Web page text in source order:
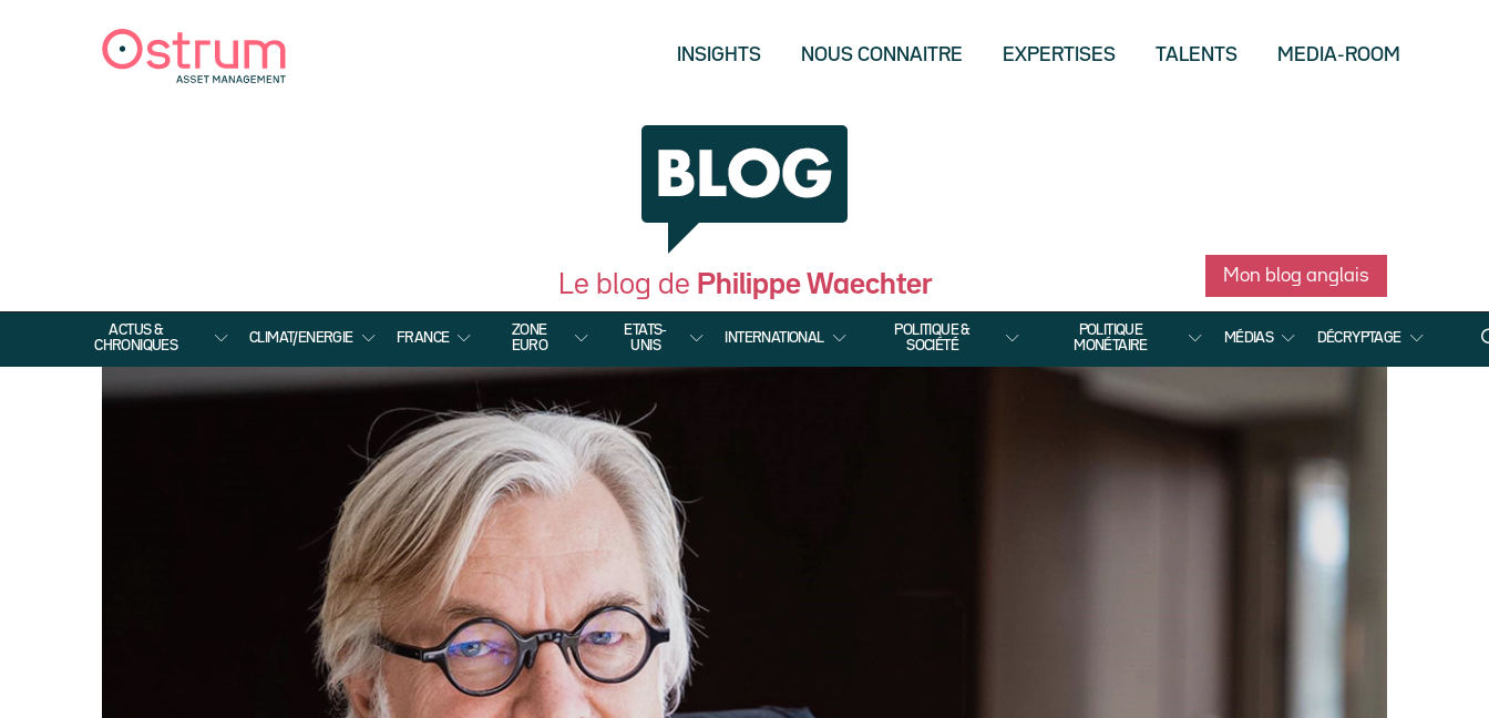
INSIGHTS NOUS CONNAITRE EXPERTISES TALENTS MEDIA-ROOM
Le blog de Philippe Waechter Mon blog anglais
ACTUS &
CHRONIQUES
CLIMAT/ENERGIE FRANCE
ZONE
EURO
ETATS-
UNIS
INTERNATIONAL
POLITIQUE &
SOCIÉTÉ
POLITIQUE
MONÉTAIRE
MÉDIAS DÉCRYPTAGE